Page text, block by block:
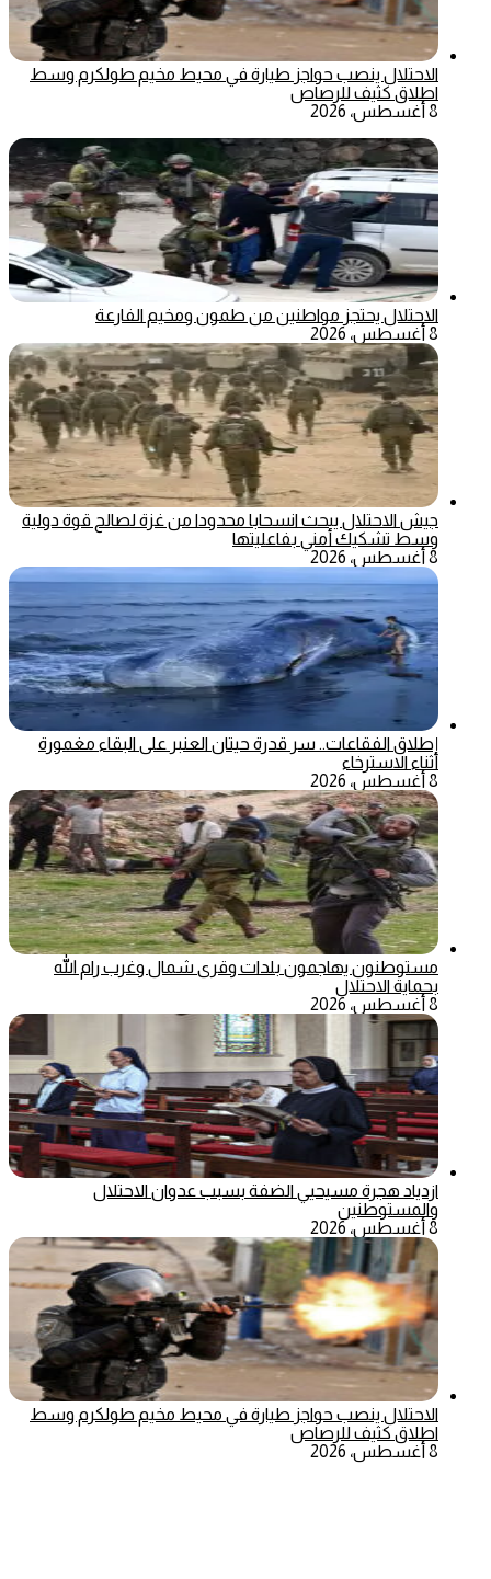
الاحتلال ينصب حواجز طيارة في محيط مخيم طولكرم وسط
اطلاق كثيف للرصاص
8 أغسطس، 2026
الاحتلال يحتجز مواطنين من طمون ومخيم الفارعة
8 أغسطس، 2026
جيش الاحتلال يبحث انسحابا محدودا من غزة لصالح قوة دولية
وسط تشكيك أمني بفاعليتها
8 أغسطس، 2026
إطلاق الفقاعات.. سر قدرة حيتان العنبر على البقاء مغمورة
أثناء الاسترخاء
8 أغسطس، 2026
مستوطنون يهاجمون بلدات وقرى شمال وغرب رام الله
بحماية الاحتلال
8 أغسطس، 2026
ازدياد هجرة مسيحيي الضفة بسبب عدوان الاحتلال
والمستوطنين
8 أغسطس، 2026
الاحتلال ينصب حواجز طيارة في محيط مخيم طولكرم وسط
اطلاق كثيف للرصاص
8 أغسطس، 2026